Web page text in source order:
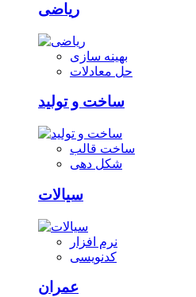
ریاضی
بهینه سازی
حل معادلات
ساخت و تولید
ساخت قالب
شکل دهی
سیالات
نرم افزار
کدنویسی
عمران